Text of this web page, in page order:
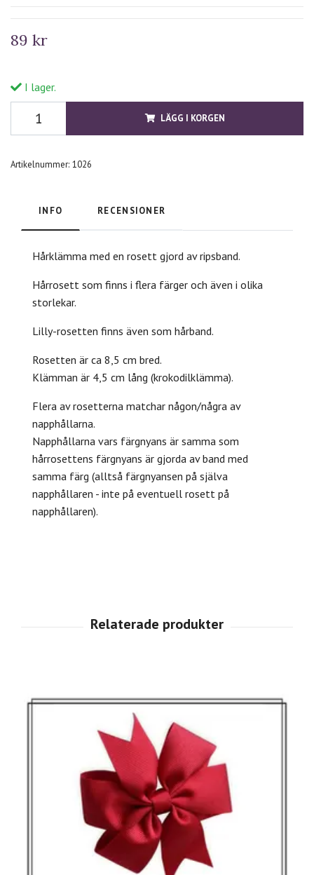
89 kr
I lager.
LÄGG I KORGEN
Artikelnummer: 1026
INFO RECENSIONER
Hårklämma med en rosett gjord av ripsband.
Hårrosett som finns i flera färger och även i olika
storlekar.
Lilly-rosetten finns även som hårband.
Rosetten är ca 8,5 cm bred.
Klämman är 4,5 cm lång (krokodilklämma).
Flera av rosetterna matchar någon/några av
napphållarna.
Napphållarna vars färgnyans är samma som
hårrosettens färgnyans är gjorda av band med
samma färg (alltså färgnyansen på själva
napphållaren - inte på eventuell rosett på
napphållaren).